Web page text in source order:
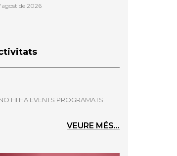
de 2026
HI HA EVENTS PROGRAMATS
VEURE MÉS...